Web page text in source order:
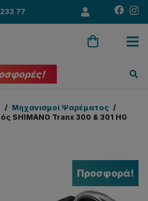
77
/ Μηχανισμοί Ψαρέματος /
SHIMANO Tranx 300 & 301 HG
Προσφορά!